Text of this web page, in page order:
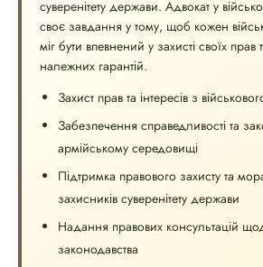
суверенітету держави. Адвокат у
своє завдання у тому, щоб кожен
міг бути впевнений у захисті своїх прав
належних гарантій.
Захист прав та інтересів з
Забезпечення справедливості та
армійському середовищі
Підтримка правового захисту та
захисників суверенітету держави
Надання правових консультацій
законодавства